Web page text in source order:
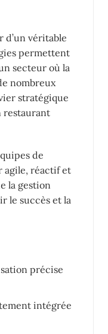
d’un véritable
permettent
secteur où la
nombreux
stratégique
restaurant
de
agile, réactif et
la gestion
le succès et la
précise
intégrée